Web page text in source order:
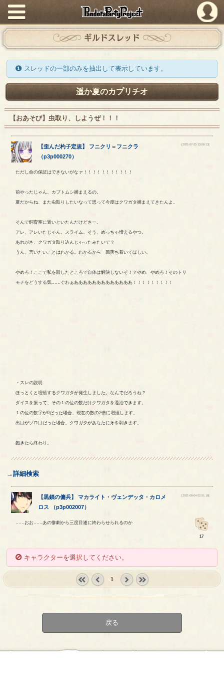
PandoraPartyProject
ギルドスレッド
スレッドの一部のみを抽出して表示しています。
遥か夏のカプリチオ
【おあそび】虫取り、しようぜ！！！
【歪んだ杓子定規】 フニクリ ＝ フニクラ
（p3p000270）
[2021-07-25 13:06:13]
ただし命の保証はできないがなァ！！！！！！！！！！！
前やったじゃん、カブトムシ捕まえるの。
夏だからね、また虫取りしたいなって思って今度はクワガタ捕まえてきたんよ。
そんで飼育室に置いといたんだけどさー。
アレ、アレいたじゃん。スライム。そう、めっちゃ増えるやつ。
あれがさ、クワガタ取り込んじゃったみたいで？
うん、言いたいことはわかる。わかるから一回落ち着いてほしい。
やめろ！ここで私を殺したところで自体は解決しないぞ！？やめ、やめろ！そのトリ
モチをどうする気……ぐわぁあああああああああああああ！！！！！！！！！
・スレの説明
ほっとくと増殖するクワガタが発生しました。なんでだろうね？
ダイスを振って、その１の位の数だけクワガタを退治できます。
１の位の数字が0だった場合、現在の数の2倍に増殖します。
出目がゾロ目だった場合、クワガタがあなたに牙を剥きます。
飽きたら終わり。
→詳細検索
【黒鎖の傭兵】マカライト ・ ヴェンデッタ ・ カロメ
ロス （p3p002007）
[2021-08-04 02:51:18]
……おお……あの惨劇から三度目遂に終わらせられるのか
17
キャラクターを選択してください。
1
戻る